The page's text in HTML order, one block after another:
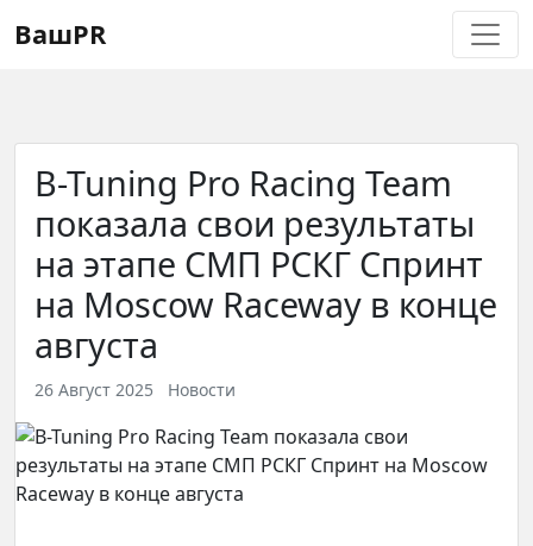
Регистрация
ВашPR
B-Tuning Pro Racing Team
показала свои результаты
на этапе СМП РСКГ Спринт
на Moscow Raceway в конце
августа
26 Август 2025 Новости